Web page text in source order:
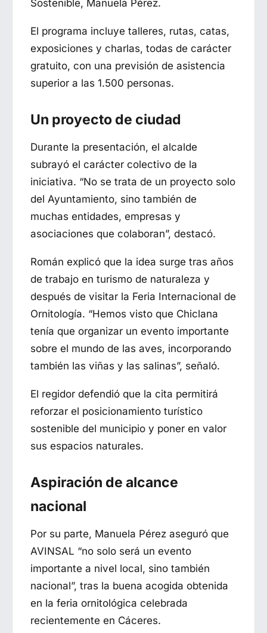
Sostenible, Manuela Pérez.
El programa incluye talleres, rutas, catas,
exposiciones y charlas, todas de carácter
gratuito, con una previsión de asistencia
superior a las 1.500 personas.
Un proyecto de ciudad
Durante la presentación, el alcalde
subrayó el carácter colectivo de la
iniciativa. “No se trata de un proyecto solo
del Ayuntamiento, sino también de
muchas entidades, empresas y
asociaciones que colaboran”, destacó.
Román explicó que la idea surge tras años
de trabajo en turismo de naturaleza y
después de visitar la Feria Internacional de
Ornitología. “Hemos visto que Chiclana
tenía que organizar un evento importante
sobre el mundo de las aves, incorporando
también las viñas y las salinas”, señaló.
El regidor defendió que la cita permitirá
reforzar el posicionamiento turístico
sostenible del municipio y poner en valor
sus espacios naturales.
Aspiración de alcance
nacional
Por su parte, Manuela Pérez aseguró que
AVINSAL “no solo será un evento
importante a nivel local, sino también
nacional”, tras la buena acogida obtenida
en la feria ornitológica celebrada
recientemente en Cáceres.